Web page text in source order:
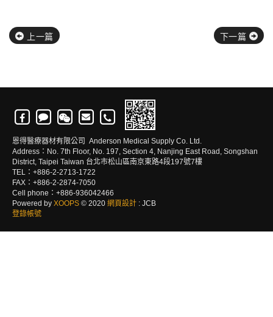
上一篇 下一篇
恩得醫療器材有限公司 Anderson Medical Supply Co. Ltd.
Address：No. 7th Floor, No. 197, Section 4, Nanjing East Road, Songshan
District, Taipei Taiwan 台北市松山區南京東路4段197號7樓
TEL：+886-2-2713-1722
FAX：+886-2-2874-7050
Cell phone：+886-936042466
Powered by XOOPS © 2020 網頁設計 : JCB
登錄帳號